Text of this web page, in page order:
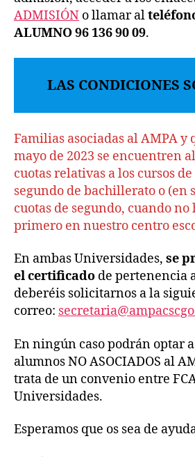
ADMISIÓN o llamar al
ALUMNO 96 136 90 09.
LAS CONDICIONES
Familias asociadas al AMPA y
mayo de 2023 se encuentren
cuotas relativas a los cursos
segundo de bachillerato o (en
cuotas de segundo, cuando
primero en nuestro centro
En ambas Universidades, se
el certificado de pertenencia
deberéis solicitarnos a la
correo:
En ningún caso podrán optar
alumnos NO ASOCIADOS al
trata de un convenio entre
Universidades.
Esperamos que os sea de